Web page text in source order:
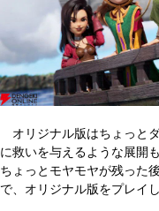
オリジナル版はちょっと
に救いを与えるような展開
ちょっとモヤモヤが残った
で、オリジナル版をプレイ